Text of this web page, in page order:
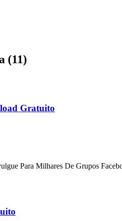
(11)
Gratuito
Para Milhares De Grupos